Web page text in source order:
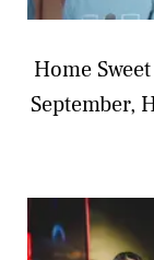
Home
September,